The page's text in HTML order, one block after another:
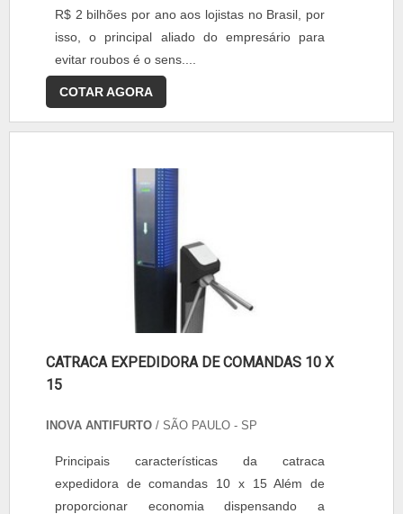
R$ 2 bilhões por ano aos lojistas no Brasil, por
isso, o principal aliado do empresário para
evitar roubos é o sens....
COTAR AGORA
CATRACA EXPEDIDORA DE COMANDAS 10 X
15
INOVA ANTIFURTO / SÃO PAULO - SP
Principais características da catraca
expedidora de comandas 10 x 15 Além de
proporcionar economia dispensando a